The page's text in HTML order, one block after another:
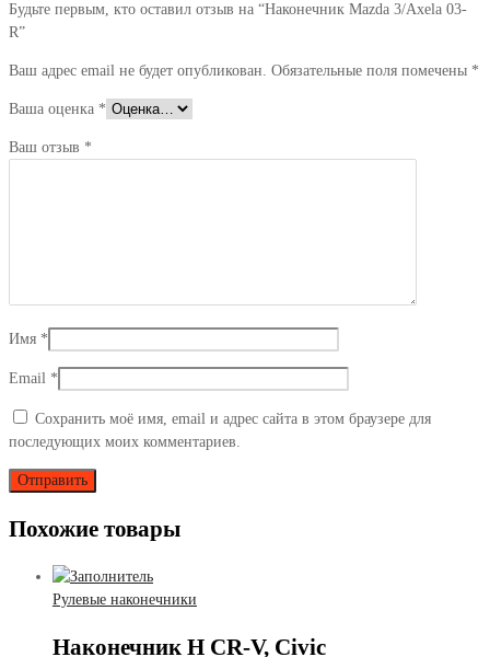
Будьте первым, кто оставил отзыв на “Наконечник Mazda 3/Axela 03-
R”
Ваш адрес email не будет опубликован. Обязательные поля помечены *
Ваша оценка *
Ваш отзыв *
Имя *
Email *
Сохранить моё имя, email и адрес сайта в этом браузере для
последующих моих комментариев.
Похожие товары
Рулевые наконечники
Наконечник H CR-V, Civic